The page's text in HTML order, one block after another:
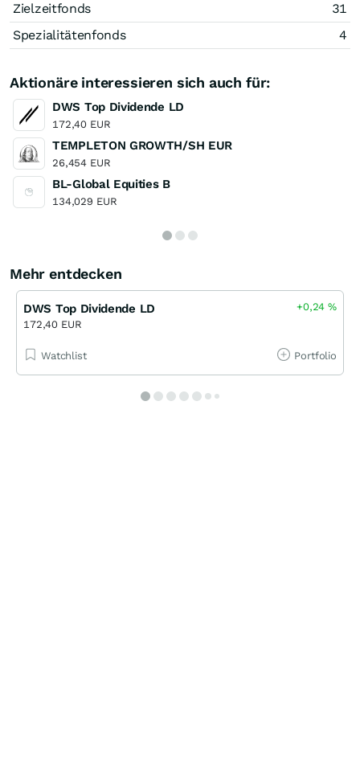
Zielzeitfonds
31
Spezialitätenfonds
4
Aktionäre interessieren sich auch für:
DWS Top Dividende LD
172,40 EUR
TEMPLETON GROWTH/SH EUR
26,454 EUR
BL-Global Equities B
134,029 EUR
Mehr entdecken
DWS Top Dividende LD
172,40 EUR
+0,24%
Watchlist Portfolio